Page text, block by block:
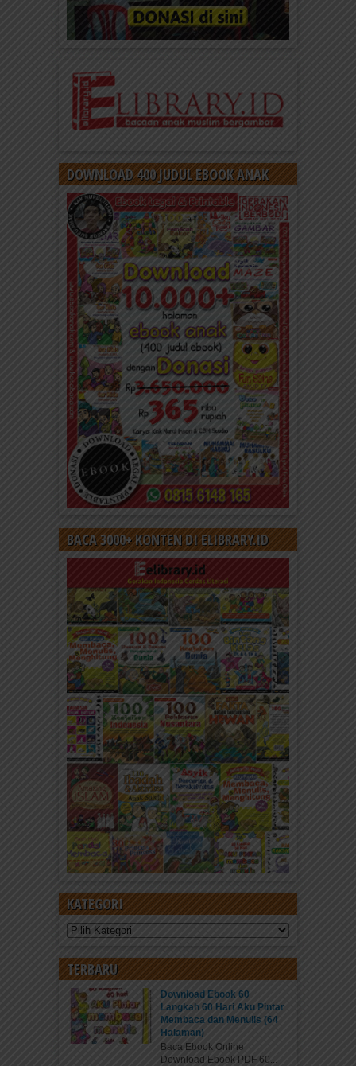
DOWNLOAD 400 JUDUL EBOOK ANAK
BACA 3000+ KONTEN DI ELIBRARY.ID
KATEGORI
Kategori
TERBARU
Download Ebook 60
Langkah 60 Hari Aku Pintar
Membaca dan Menulis (64
Halaman)
Baca Ebook Online
Download Ebook PDF 60...